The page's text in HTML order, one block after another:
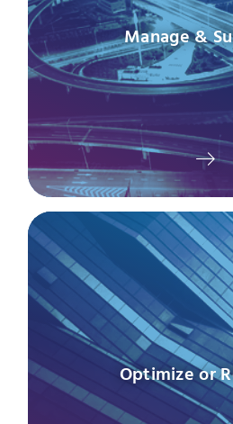
Manage &
Optimize or